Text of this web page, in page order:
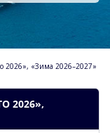
2026», «Зима 2026–2027»
2026»,